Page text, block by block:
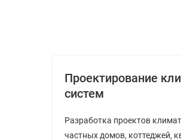
Проектирование
систем
Разработка проектов
частных домов, коттеджей,